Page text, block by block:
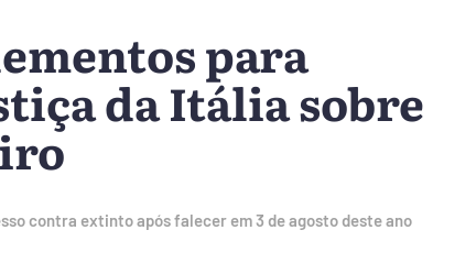
para
da Itália sobre
contra extinto após falecer em 3 de agosto deste ano